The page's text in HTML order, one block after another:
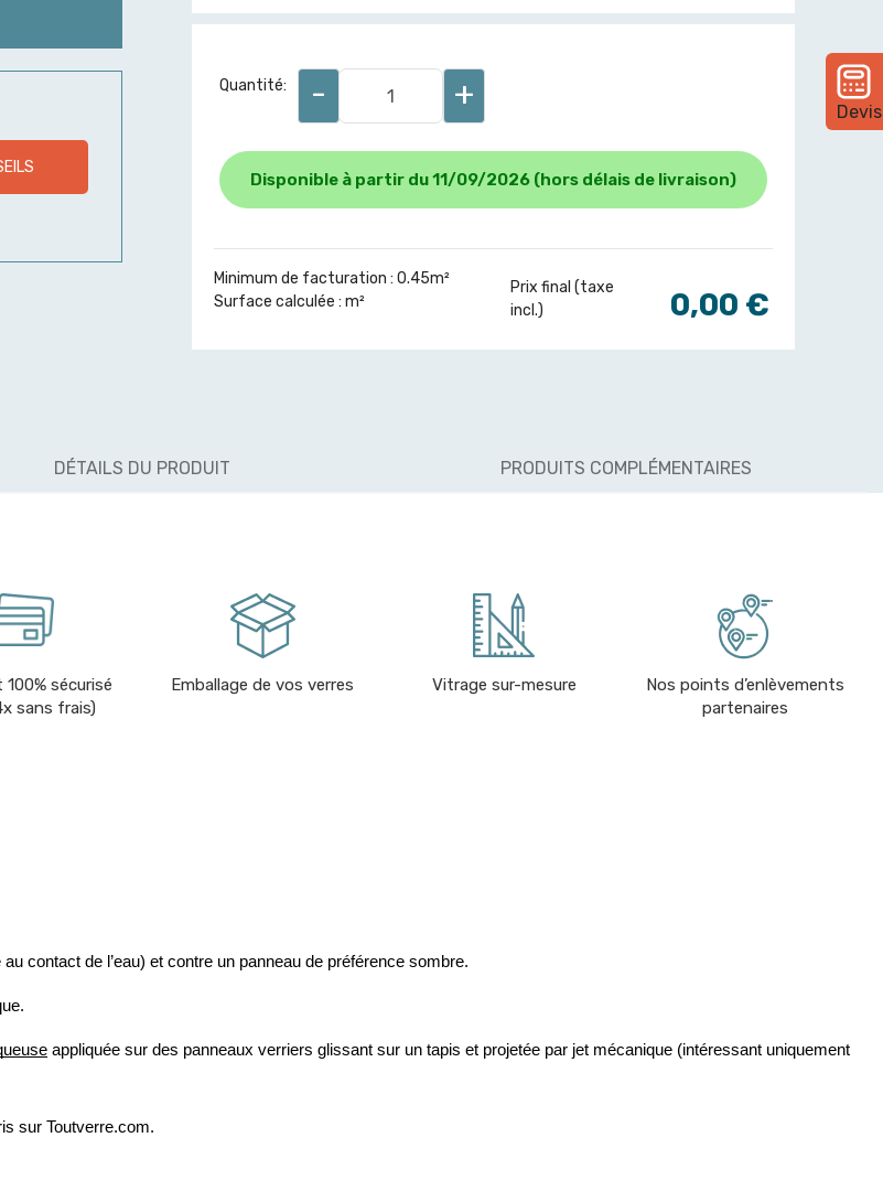
Devis
Quantité: - +
Disponible à partir du 11/09/2026 (hors délais de livraison)
Minimum de facturation : 0.45m²
Surface calculée : m²
Prix final (taxe
incl.)
0,00 €
DÉTAILS DU PRODUIT PRODUITS COMPLÉMENTAIRES
100% sécurisé
sans frais)
Emballage de vos verres Vitrage sur-mesure
Nos points d’enlèvements
partenaires
contact de l’eau) et contre un panneau de préférence sombre.
appliquée sur des panneaux verriers glissant sur un tapis et projetée par jet mécanique (intéressant uniquement
sur Toutverre.com.